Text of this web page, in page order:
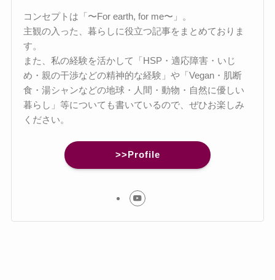
コンセプトは「〜For earth, for me〜」。
主観の入った、暮らしに役立つ記事をまとめておりま
す。
また、私の経験を活かして「HSP・適応障害・いじ
め・親の干渉などの精神的な経験」や「Vegan・肌断
食・湯シャンなどの地球・人間・動物・自然に優しい
暮らし」等についても書いているので、ぜひお楽しみ
ください。
>>Profile